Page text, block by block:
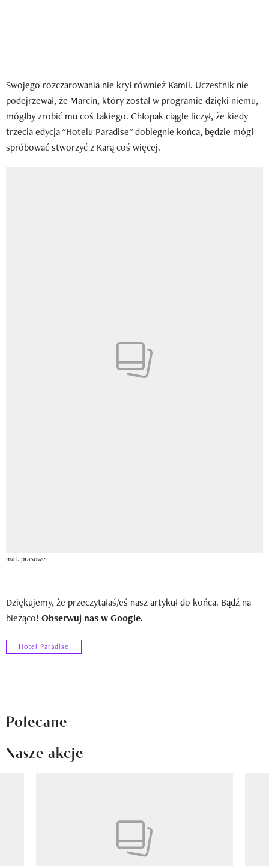
Swojego rozczarowania nie krył również Kamil. Uczestnik nie
podejrzewał, że Marcin, który został w programie dzięki niemu,
mógłby zrobić mu coś takiego. Chłopak ciągle liczył, że kiedy
trzecia edycja "Hotelu Paradise" dobiegnie końca, będzie mógł
spróbować stworzyć z Karą coś więcej.
mat. prasowe
Dziękujemy, że przeczytałaś/eś nasz artykuł do końca. Bądź na
bieżąco! Obserwuj nas w Google.
Hotel Paradise
Polecane
Nasze akcje